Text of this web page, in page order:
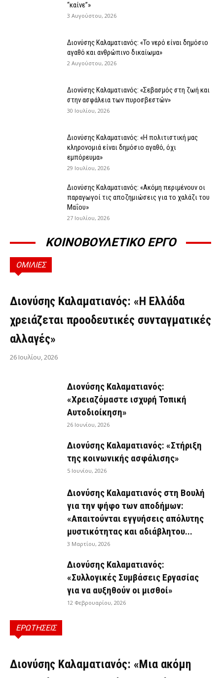
“καίνε”»
3 Αυγούστου, 2026
Διονύσης Καλαματιανός: «Το νερό είναι δημόσιο
αγαθό και ανθρώπινο δικαίωμα»
2 Αυγούστου, 2026
Διονύσης Καλαματιανός: «Σεβασμός στη ζωή και
στην ασφάλεια των πυροσβεστών»
30 Ιουλίου, 2026
Διονύσης Καλαματιανός: «Η πολιτιστική μας
κληρονομιά είναι δημόσιο αγαθό, όχι
εμπόρευμα»
29 Ιουλίου, 2026
Διονύσης Καλαματιανός: «Ακόμη περιμένουν οι
παραγωγοί τις αποζημιώσεις για το χαλάζι του
Μαΐου»
27 Ιουλίου, 2026
ΚΟΙΝΟΒΟΥΛΕΤΙΚΟ ΕΡΓΟ
ΟΜΙΛΙΕΣ
ΟΜΙΛΊΕΣ
Διονύσης Καλαματιανός: «Η Ελλάδα
χρειάζεται προοδευτικές συνταγματικές
αλλαγές»
26 Ιουλίου, 2026
Διονύσης Καλαματιανός:
«Χρειαζόμαστε ισχυρή Τοπική
Αυτοδιοίκηση»
26 Ιουνίου, 2026
Διονύσης Καλαματιανός: «Στήριξη
της κοινωνικής ασφάλισης»
5 Ιουνίου, 2026
Διονύσης Καλαματιανός στη Βουλή
για την ψήφο των αποδήμων:
«Απαιτούνται εγγυήσεις απόλυτης
μυστικότητας και αδιάβλητου...
3 Μαρτίου, 2026
Διονύσης Καλαματιανός:
«Συλλογικές Συμβάσεις Εργασίας
για να αυξηθούν οι μισθοί»
12 Φεβρουαρίου, 2026
ΕΡΩΤΗΣΕΙΣ
ΕΡΩΤΉΣΕΙΣ
Διονύσης Καλαματιανός: «Μια ακόμη